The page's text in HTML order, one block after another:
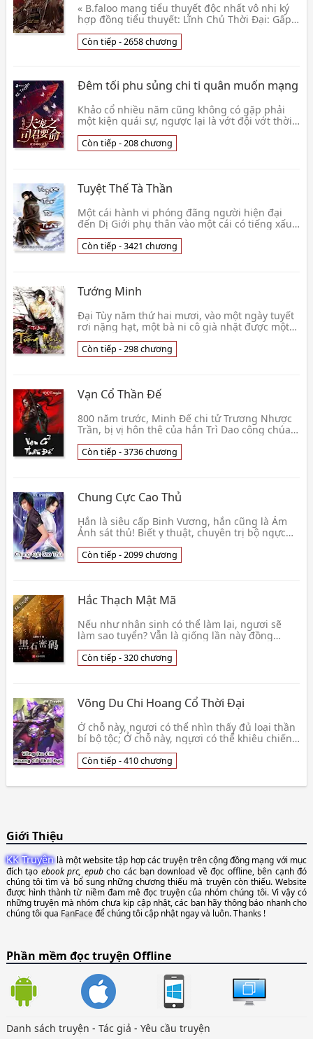
« B.faloo mạng tiểu thuyết độc nhất vô nhị ký
hợp đồng tiểu thuyết: Lĩnh Chủ Thời Đại: Gấp
nghĩ👦 Lão Ngô Lai Liễu
Còn tiếp - 2658 chương
Đêm tối phu sủng chi ti quân muốn mạng
Khảo cổ nhiều năm cũng không có gặp phải
một kiện quái sự, ngược lại là vớt đội vớt thời
đồng. Ch👦 Yêu Cốt Lân Tuân
Còn tiếp - 208 chương
Tuyệt Thế Tà Thần
Một cái hành vi phóng đãng người hiện đại
đến Dị Giới phụ thân vào một cái có tiếng xấu
người, càng bi thúc chính là, cái kia bại hoại
còn đối (với) khuynh quốc
Còn tiếp - 3421 chương
Tướng Minh
Đại Tùy năm thứ hai mươi, vào một ngày tuyết
rơi nặng hạt, một bà ni cô già nhặt được một
viện. Đứa bé này họ Lý. Lão ni cô kia trước kia
chết nói trước mặ
Còn tiếp - 298 chương
Vạn Cổ Thần Đế
800 năm trước, Minh Đế chi tử Trương Nhược
Trần, bị vị hôn thê của hắn Trì Dao công chúa
xuố👦 Phi Thiên Ngư
Còn tiếp - 3736 chương
Chung Cực Cao Thủ
Hắn là siêu cấp Binh Vương, hắn cũng là Ám
Ảnh sát thủ! Biết y thuật, chuyên trị bộ ngực
các lộ tuyệt sắc mỹ nữ... Giẫm hoàn khố, diệt
Hắc Bang, chỉ vì c
Còn tiếp - 2099 chương
Hắc Thạch Mật Mã
Nếu như nhân sinh có thể làm lại, ngươi sẽ
làm sao tuyển? Vẫn là giống lần này đồng
quang nội 👦 Tam Cước Giá
Còn tiếp - 320 chương
Võng Du Chi Hoang Cổ Thời Đại
Ở chỗ này, ngươi có thể nhìn thấy đủ loại thần
bí bộ tộc; Ở chỗ này, ngươi có thể khiêu chiến
đi đến thâm sơn đầm lầy trung tìm kiếm thiên
tài địa bảo; Ở
Còn tiếp - 410 chương
Giới Thiệu
KK Truyệnlà một website tập hợp các truyện trên cộng đồng mạng với mục
đích tạoebook prc, epubcho các bạn download về đọc offline, bên cạnh đó
chúng tôi tìm và bổ sung những chương thiếu mà truyện còn thiếu. Website
được hình thành từ niềm đam mê đọc truyện của nhóm chúng tôi. Vì vậy có
những truyện mà nhóm chưa kịp cập nhật, các bạn hãy thông báo nhanh cho
chúng tôi qua FanFaceđể chúng tôi cập nhật ngay và luôn. Thanks !
Phần mềm đọc truyện Offline
Danh sách truyện - Tác giả - Yêu cầu truyện